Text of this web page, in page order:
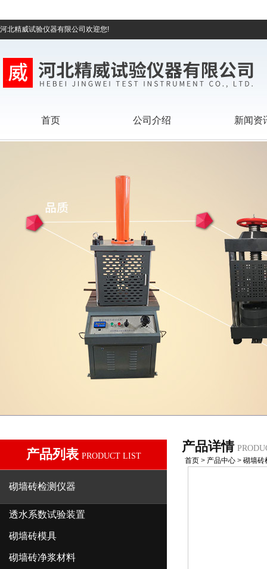
河北精威试验仪器有限公司欢迎您!
首页 公司介绍 新闻资
产品详情
首页 > 产品中心 > 砌墙砖
产品列表 PRODUCT LIST
砌墙砖检测仪器
透水系数试验装置
砌墙砖模具
砌墙砖净浆材料